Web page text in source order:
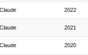
2022
2021
2020